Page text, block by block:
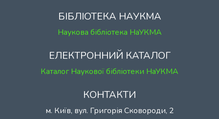
БІБЛІОТЕКА НАУКМА
Наукова бібліотека НаУКМА
ЕЛЕКТРОННИЙ КАТАЛОГ
Каталог Наукової бібліотеки НаУКМА
КОНТАКТИ
м. Київ, вул. Григорія Сковороди, 2